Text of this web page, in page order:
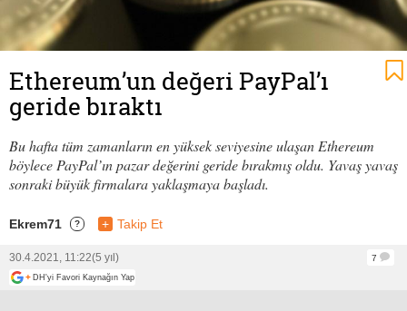
Ethereum’un değeri PayPal’ı
geride bıraktı
Bu hafta tüm zamanların en yüksek seviyesine ulaşan Ethereum
böylece PayPal’ın pazar değerini geride bırakmış oldu. Yavaş yavaş
sonraki büyük firmalara yaklaşmaya başladı.
Ekrem71 ? + Takip Et
30.4.2021, 11:22(5 yıl)
7
+ DH'yi Favori Kaynağın Yap